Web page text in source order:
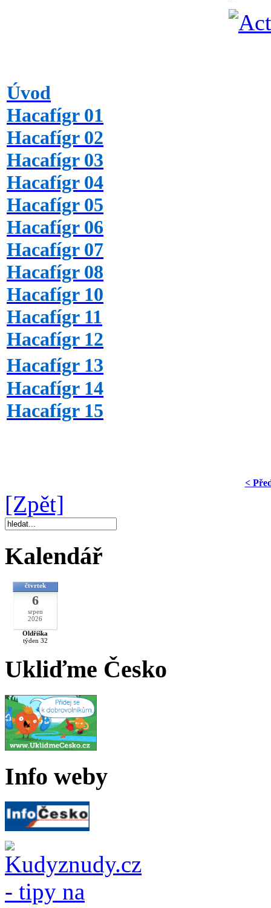
Úvod
Hacafígr 01
Hacafígr 02
Hacafígr 03
Hacafígr 04
Hacafígr 05
Hacafígr 06
Hacafígr 07
Hacafígr 08
Hacafígr 10
Hacafígr 11
Hacafígr 12
Hacafígr 13
Hacafígr 14
Hacafígr 15
<
[Zpět]
Kalendář
čtvrtek
6
srpen
2026
Oldřiška
týden 32
Ukliďme Česko
Info weby